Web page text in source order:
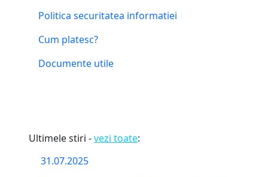
Politica securitatea informatiei
Cum platesc?
Documente utile
Ultimele stiri -vezi toate:
31.07.2025